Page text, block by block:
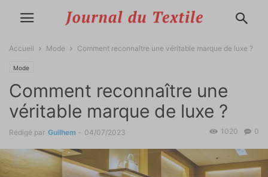
Accueil Mode Comment reconnaître une véritable marque de luxe ?
Mode
Comment reconnaître une
véritable marque de luxe ?
Rédigé par Guilhem - 04/07/2023 0
1020